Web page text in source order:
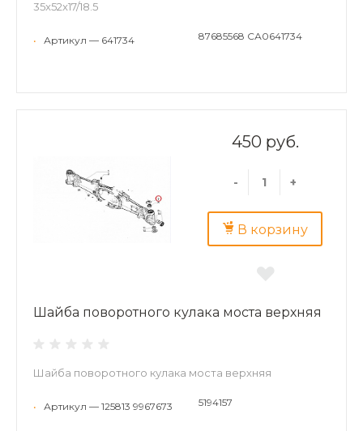
35x52x17/18.5
• Артикул — 641734 87685568 СА0641734
450 руб.
- +
В корзину
Шайба поворотного кулака моста верхняя
Шайба поворотного кулака моста верхняя
• Артикул — 125813 9967673 5194157